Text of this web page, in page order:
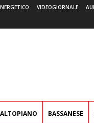
VIDEOGIORNALE
ALTOPIANO BASSANESE